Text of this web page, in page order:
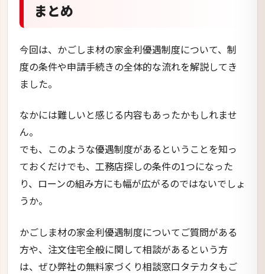
まとめ
今回は、かごしま材の家金利優遇制度について、制
度の条件や申請手続きの全体的な流れを解説してき
ました。
なかには難しいと感じる内容もあったかもしれませ
ん。
でも、このような優遇制度があるということを知っ
ておくだけでも、工務店探しの条件の1つになった
り、ローンの組み方にも幅が広がるのではないでしょ
うか。
かごしま材の家金利優遇制度についてご質問がある
方や、注文住宅全般に関して相談があるという方
は、ぜひ弊社の無料家づくり相談窓口タテカタもご